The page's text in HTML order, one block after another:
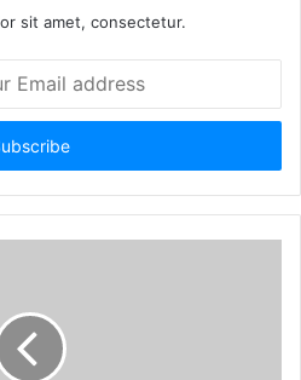
sit amet, consectetur.